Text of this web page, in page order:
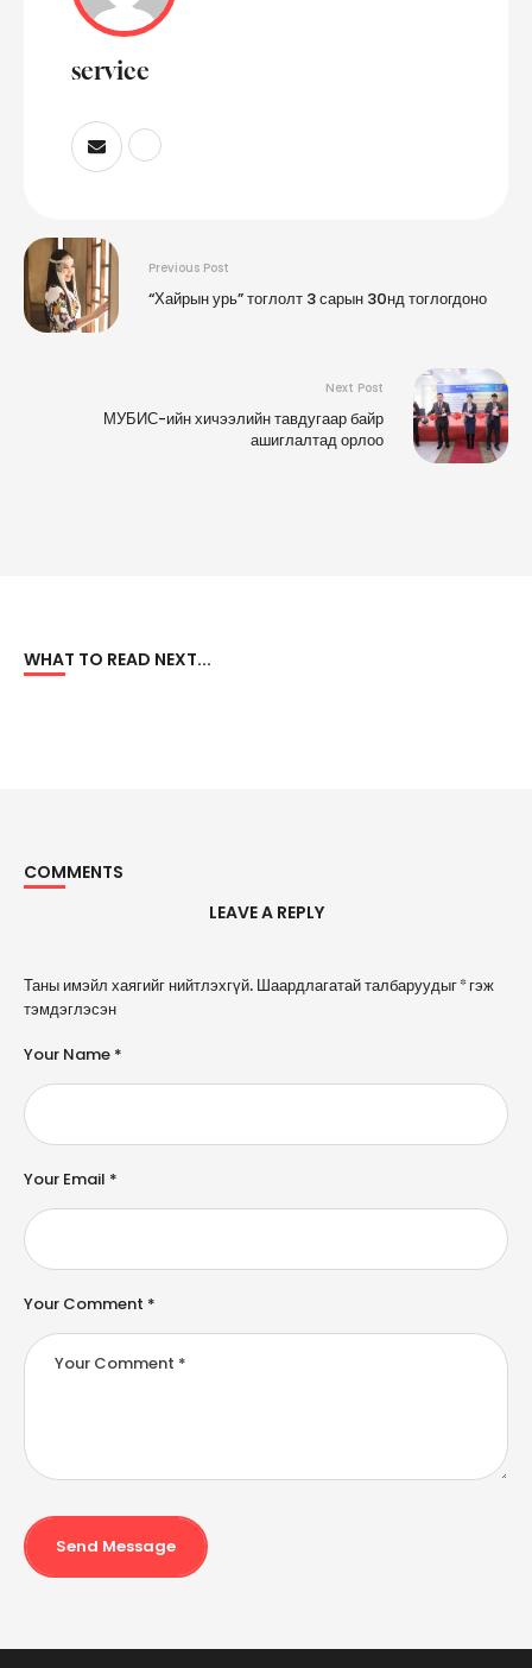
service
Previous Post
“Хайрын урь” тоглолт 3 сарын 30нд тоглогдоно
Next Post
МУБИС-ийн хичээлийн тавдугаар байр
ашиглалтад орлоо
WHAT TO READ NEXT...
COMMENTS
LEAVE A REPLY
Таны имэйл хаягийг нийтлэхгүй. Шаардлагатай талбаруудыг*гэж
тэмдэглэсэн
Your Comment *
Your Name *
Your Email *
Send Message
A
l
e
n
a
ti
e